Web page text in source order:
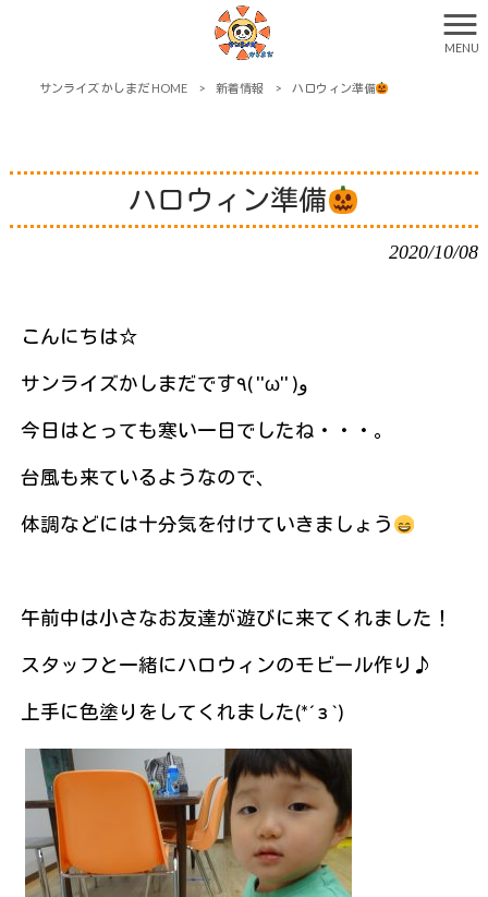
MENU
サンライズ かしまだ HOME > 新着情報 > ハロウィン準備
ハロウィン準備
2020/10/08
こんにちは☆
サンライズかしまだです٩( ''ω'' )و
今日はとっても寒い一日でしたね・・・。
台風も来ているようなので、
体調などには十分気を付けていきましょう
午前中は小さなお友達が遊びに来てくれました！
スタッフと一緒にハロウィンのモビール作り♪
上手に色塗りをしてくれました(*´з`)